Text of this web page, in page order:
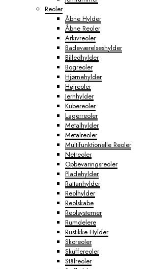
Reoler
Åbne Hylder
Åbne Reoler
Arkivreoler
Badeværelseshylder
Billedhylder
Bogreoler
Hjørnehylder
Højreoler
Jernhylder
Kubereoler
Lagerreoler
Metalhylder
Metalreoler
Multifunktionelle Reoler
Netreoler
Opbevaringsreoler
Pladehylder
Rattanhylder
Reolhylder
Reolskabe
Reolsystemer
Rumdelere
Rustikke Hylder
Skoreoler
Skuffereoler
Stålreoler